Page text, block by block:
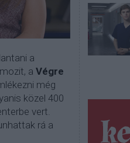
a
a Végre
még
közel 400
vert.
rá a